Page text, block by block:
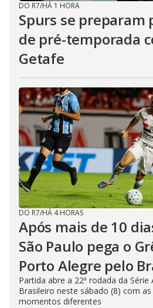
DO R7/HÁ 1 HORA
Spurs se preparam
de pré-temporada
Getafe
DO R7/HÁ 4 HORAS
Após mais de 10
São Paulo pega o
Porto Alegre pelo
Partida abre a 22ª rodada da
Brasileiro neste sábado (8) com
momentos diferentes